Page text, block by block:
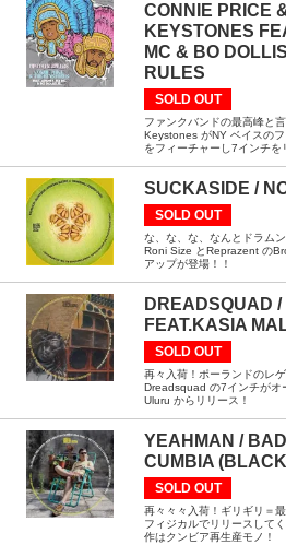
CONNIE PRICE
KEYSTONES
MC & BO
RULES
SOLD OUT
ファンクバンドの最高峰と
Keystones がNY ベイスの
をフィーチャーし7インチを
SUCKASIDE /
SOLD OUT
な、な、な、なんとドラム
Roni Size とReprazent の
アップが登場！！
DREADSQUAD /
FEAT.KASIA
SOLD OUT
再々入荷！ポーランドのレゲ
Dreadsquad の7インチがオ
Uluru からリリース！
YEAHMAN /
CUMBIA
SOLD OUT
再々々々入荷！ギリギリ＝
フィジカルでリリースして
作はクンビア再生産モノ！